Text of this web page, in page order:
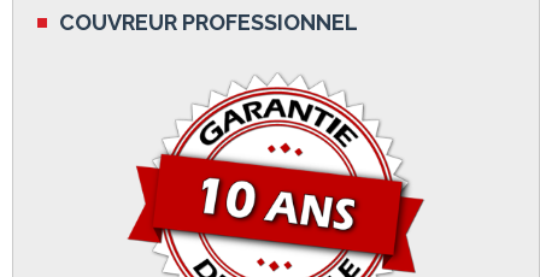
COUVREUR PROFESSIONNEL